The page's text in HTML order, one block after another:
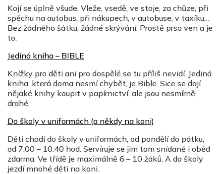
Kojí se úplně všude. Vleže, vsedě, ve stoje, za chůze, při
spěchu na autobus, při nákupech, v autobuse, v taxíku…
Bez žádného šátku, žádné skrývání. Prostě prso ven a je
to.
Jediná kniha – BIBLE
Knížky pro děti ani pro dospělé se tu příliš nevidí. Jediná
kniha, která doma nesmí chybět, je Bible. Sice se dají
nějaké knihy koupit v papírnictví, ale jsou nesmírně
drahé.
Do školy v uniformách (a někdy na koni)
Děti chodí do školy v uniformách, od pondělí do pátku,
od 7.00 – 10.40 hod. Servíruje se jim tam snídaně i oběd
zdarma. Ve třídě je maximálně 6 – 10 žáků. A do školy
jezdí mnohé děti na koni.